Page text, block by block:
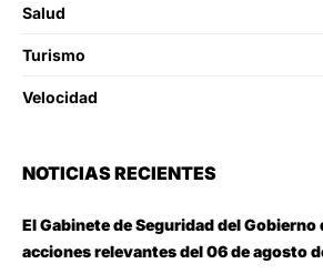
Salud
Turismo
Velocidad
NOTICIAS RECIENTES
El Gabinete de Seguridad del
acciones relevantes del 06 de agosto